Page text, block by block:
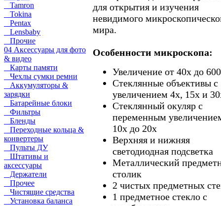
Tamron
Tokina
Pentax
Lensbaby
Прочие
04 Аксессуары для фото
& видео
Карты памяти
Чехлы сумки ремни
Аккумуляторы &
зарядки
Батарейные блоки
Фильтры
Бленды
Переходные кольца &
конвертеры
Пульты ДУ
Штативы и
аксессуары
Держатели
Прочее
Чистящие средства
Установка баланса
для открытия и изучения
невидимого
мира.
Особенности микроскопа:
Увеличение от 40x до
Стеклянные объективы с
увеличением 4x, 15x и
Стеклянный окуляр с
переменным
10x до 20x
Верхняя и нижняя
светодиодная подсветка
Металлический
столик
2 чистых предметных
1 предметное стекло с